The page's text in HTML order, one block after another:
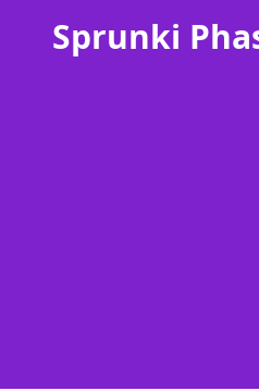
Sprunki